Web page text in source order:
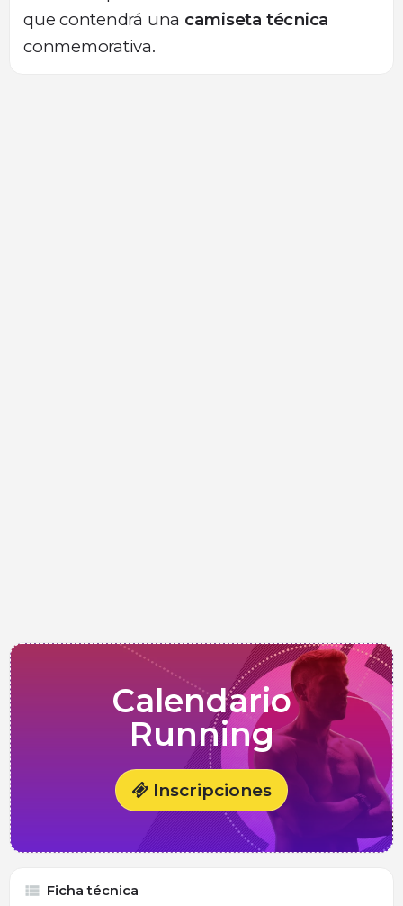
que contendrá una camiseta técnica
conmemorativa.
Calendario
Running
Inscripciones
Ficha técnica